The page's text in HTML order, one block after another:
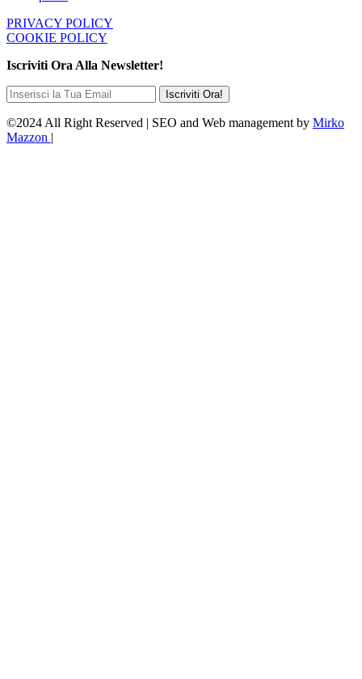
PRIVACY POLICY
COOKIE POLICY
Iscriviti Ora Alla Newsletter!
©2024 All Right Reserved | SEO and Web management by Mirko
Mazzon |